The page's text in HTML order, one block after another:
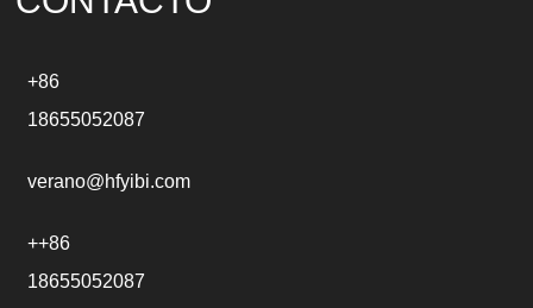
+86
18655052087
verano@hfyibi.com
++86
18655052087
: